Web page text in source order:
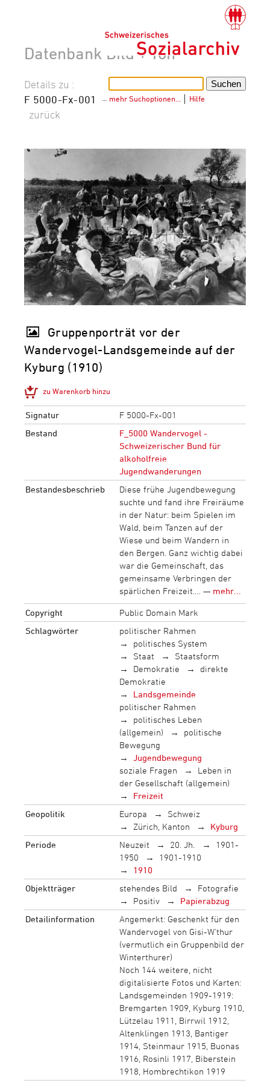
Datenbank Bild + Ton
mehr Suchoptionen… Hilfe
Details zu :
F 5000-Fx-001
–
zurück
Gruppenporträt vor der
Wandervogel-Landsgemeinde auf der
Kyburg (1910)
zu Warenkorb hinzu
Signatur
F 5000-Fx-001
Bestand
F_5000 Wandervogel -
Schweizerischer Bund für
alkoholfreie
Jugendwanderungen
Bestandesbeschrieb
Diese frühe Jugendbewegung
suchte und fand ihre Freiräume
in der Natur: beim Spielen im
Wald, beim Tanzen auf der
Wiese und beim Wandern in
den Bergen. Ganz wichtig dabei
war die Gemeinschaft, das
gemeinsame Verbringen der
spärlichen Freizeit.… — mehr...
Copyright
Public Domain Mark
Schlagwörter
politischer Rahmen
politisches System
Staat
Staatsform
Demokratie
direkte
Demokratie
Landsgemeinde
politischer Rahmen
politisches Leben
(allgemein)
politische
Bewegung
Jugendbewegung
soziale Fragen
Leben in
der Gesellschaft (allgemein)
Freizeit
Geopolitik
Europa
Schweiz
Zürich, Kanton
Kyburg
Periode
Neuzeit 20. Jh.
1901-
1950
1901-1910
1910
Objektträger
stehendes Bild
Fotografie
Positiv
Papierabzug
Detailinformation
Angemerkt: Geschenkt für den
Wandervogel von Gisi-W'thur
(vermutlich ein Gruppenbild der
Winterthurer)
Noch 144 weitere, nicht
digitalisierte Fotos und Karten:
Landsgemeinden 1909-1919:
Bremgarten 1909, Kyburg 1910,
Lützelau 1911, Birrwil 1912,
Altenklingen 1913, Bantiger
1914, Steinmaur 1915, Buonas
1916, Rosinli 1917, Biberstein
1918, Hombrechtikon 1919